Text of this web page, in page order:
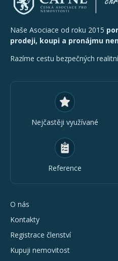
Naše Asociace od roku 2015
prodeji, koupi a pronájmu
Razíme cestu bezpečných
Nejčastěji využívané
Reference
O nás
Kontakty
Registrace členství
Kupuji nemovitost